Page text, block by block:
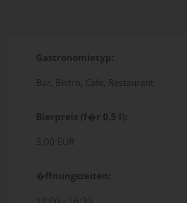
Gastronomietyp:
Bar, Bistro, Cafe, Restaurant
Bierpreis (f�r 0,5 l):
3,00 EUR
�ffnungszeiten:
12:00 - 16:30